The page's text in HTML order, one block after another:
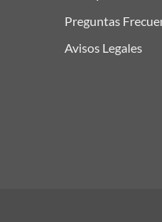
Preguntas
Avisos Legales